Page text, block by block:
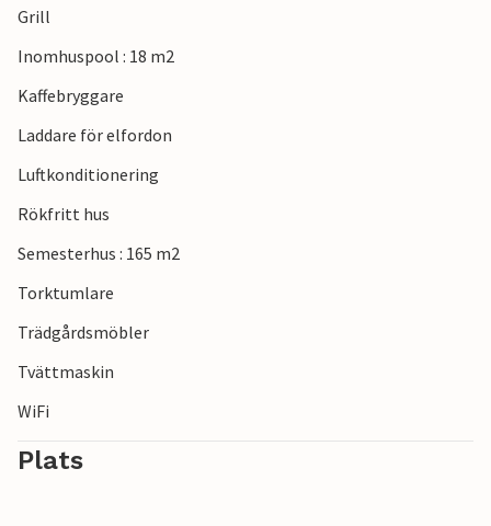
restauranger och en livlig fiskehamn. Promenera genom
gränderna, prova färsk fisk eller titta på liv och rörelse i
Grill
Inomhuspool : 18 m2
Kaffebryggare
Laddare för elfordon
Luftkonditionering
Rökfritt hus
Semesterhus : 165 m2
Torktumlare
Trädgårdsmöbler
Tvättmaskin
WiFi
Plats